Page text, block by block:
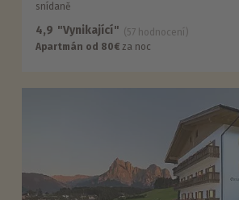
snídaně
4,9 "Vynikající"
(57 hodnocení)
Apartmán od 80€ za noc